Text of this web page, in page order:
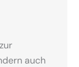
auch